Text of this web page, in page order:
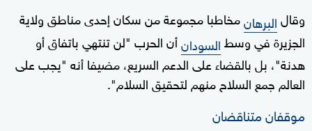
وقالالبرهانمخاطبا مجموعة من سكان إحدى مناطق ولاية
الجزيرة في وسطالسودانأن الحرب "لن تنتهي باتفاق أو
هدنة"، بل بالقضاء على الدعم السريع، مضيفا أنه "يجب على
العالم جمع السلاح منهم لتحقيق السلام".
موقفان متناقضان